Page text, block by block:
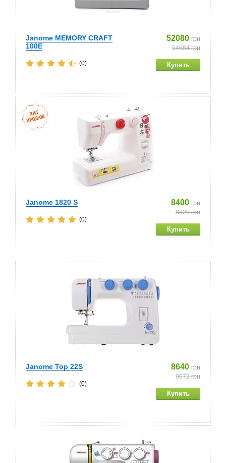
Janome MEMORY CRAFT
100E
52080 грн
54684грн
(0)
Janome 1820 S 8400 грн
8820грн
(0)
Janome Top 22S 8640 грн
9072грн
(0)